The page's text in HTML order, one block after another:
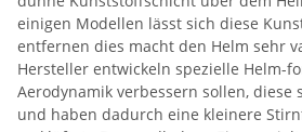
einigen Modellen lässt sich diese
entfernen dies macht den Helm sehr
Hersteller entwickeln spezielle Helm-
Aerodynamik verbessern sollen, diese
und haben dadurch eine kleinere